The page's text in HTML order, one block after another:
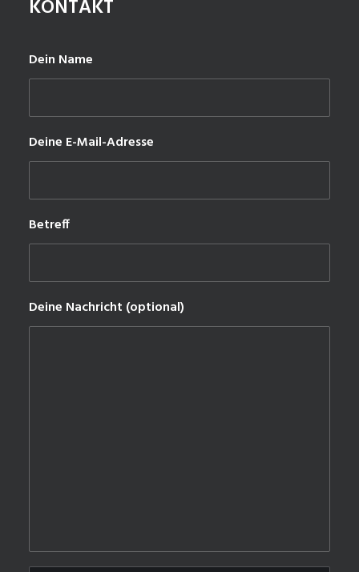
KONTAKT
Dein Name
Deine E-Mail-Adresse
Betreff
Deine Nachricht (optional)